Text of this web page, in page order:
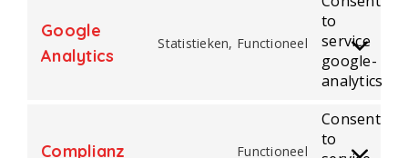
Google
Analytics
Statistieken, Functioneel
to
service
google-
analytics
Complianz Functioneel
Consent
to